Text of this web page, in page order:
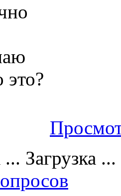
это?
Загрузка ...